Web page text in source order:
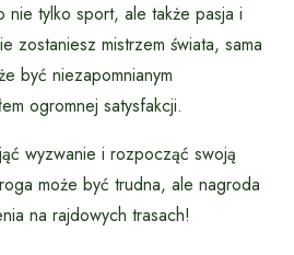
nie tylko sport, ale także pasja i
zostaniesz mistrzem świata, sama
być niezapomnianym
ogromnej satysfakcji.
wyzwanie i rozpocząć swoją
może być trudna, ale nagroda
na rajdowych trasach!